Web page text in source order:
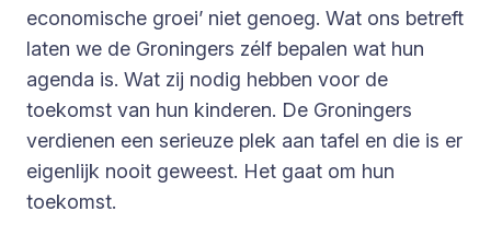
economische groei’ niet genoeg. Wat ons betreft
laten we de Groningers zélf bepalen wat hun
agenda is. Wat zij nodig hebben voor de
toekomst van hun kinderen. De Groningers
verdienen een serieuze plek aan tafel en die is er
eigenlijk nooit geweest. Het gaat om hun
toekomst.